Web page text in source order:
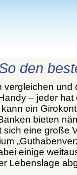
den
vergleichen
– jeder
ein
bieten
eine große
einige
Lebenslage